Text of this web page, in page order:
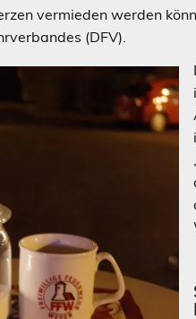
vermieden werden
(DFV).